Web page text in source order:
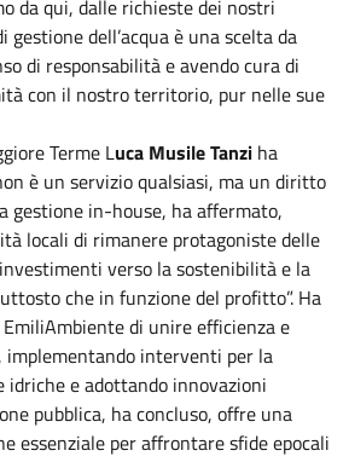
da qui, dalle richieste dei nostri
dell’acqua è una scelta da
di responsabilità e avendo cura di
con il nostro territorio, pur nelle sue
Terme Luca Musile Tanzi ha
è un servizio qualsiasi, ma un diritto
gestione in-house, ha affermato,
locali di rimanere protagoniste delle
verso la sostenibilità e la
che in funzione del profitto”. Ha
di unire efficienza e
implementando interventi per la
idriche e adottando innovazioni
pubblica, ha concluso, offre una
essenziale per affrontare sfide epocali